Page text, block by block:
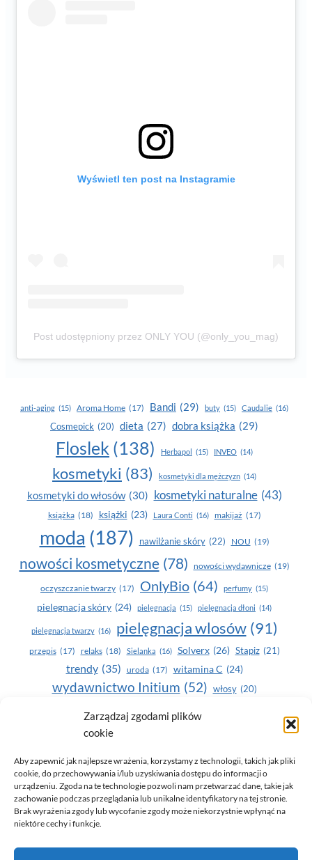
Zarządzaj zgodami plików
cookie
Aby zapewnić jak najlepsze wrażenia, korzystamy z technologii, takich jak pliki
cookie, do przechowywania i/lub uzyskiwania dostępu do informacji o
urządzeniu. Zgoda na te technologie pozwoli nam przetwarzać dane, takie jak
zachowanie podczas przeglądania lub unikalne identyfikatory na tej stronie.
Brak wyrażenia zgody lub wycofanie zgody może niekorzystnie wpłynąć na
niektóre cechy i funkcje.
Wyświetl ten post na Instagramie
Post udostępniony przez ONLY YOU (@only_you_mag)
anti-aging (15) Aroma Home (17) Bandi (29) buty (15) Caudalie (16)
Cosmepick (20) dieta (27) dobra książka (29)
Floslek (138) Herbapol (15) INVEO (14)
kosmetyki (83) kosmetyki dla mężczyzn (14)
kosmetyki do włosów (30) kosmetyki naturalne (43)
książka (18) książki (23) Laura Conti (16) makijaż (17)
moda (187) nawilżanie skóry (22) NOU (19)
nowości kosmetyczne (78) nowości wydawnicze (19)
oczyszczanie twarzy (17) OnlyBio (64) perfumy (15)
pielegnacja skóry (24) pielęgnacja (15) pielęgnacja dłoni (14)
pielęgnacja twarzy (16) pielęgnacja wlosów (91)
przepis (17) relaks (18) Sielanka (16) Solverx (26) Stapiz (21)
trendy (35) uroda (17) witamina C (24)
wydawnictwo Initium (52) włosy (20)
Yasumi(164) zdrowe zęby
zdrowie